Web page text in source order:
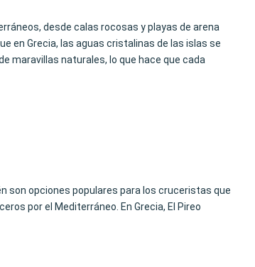
desde calas rocosas y playas de arena
en Grecia, las aguas cristalinas de las islas se
maravillas naturales, lo que hace que cada
son opciones populares para los cruceristas que
por el Mediterráneo. En Grecia, El Pireo